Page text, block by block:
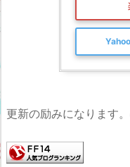
更新の励みになります